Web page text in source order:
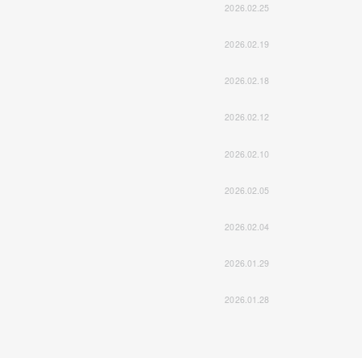
2026.02.25
2026.02.19
2026.02.18
2026.02.12
2026.02.10
2026.02.05
2026.02.04
2026.01.29
2026.01.28